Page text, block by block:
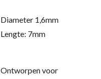
Diameter 1,6mm
Lengte: 7mm
Ontworpen voor